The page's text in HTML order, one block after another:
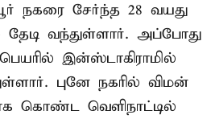
நகரை சேர்ந்த 28 வயது
வந்துள்ளார். அப்போது
இன்ஸ்டாகிராமில்
புனே நகரில் விமன்
கொண்ட வெளிநாட்டில்